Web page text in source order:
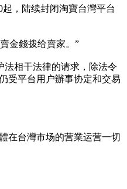
，陆续封闭淘寶台灣平台
金錢拨给賣家。”
法相干法律的请求，除法令
受平台用户辦事协定和交易
在台灣市场的营業运营一切